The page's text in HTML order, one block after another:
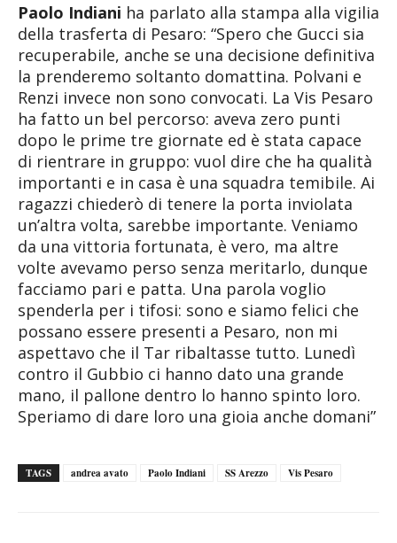
Paolo Indiani ha parlato alla stampa alla vigilia
della trasferta di Pesaro: “Spero che Gucci sia
recuperabile, anche se una decisione definitiva
la prenderemo soltanto domattina. Polvani e
Renzi invece non sono convocati. La Vis Pesaro
ha fatto un bel percorso: aveva zero punti
dopo le prime tre giornate ed è stata capace
di rientrare in gruppo: vuol dire che ha qualità
importanti e in casa è una squadra temibile. Ai
ragazzi chiederò di tenere la porta inviolata
un’altra volta, sarebbe importante. Veniamo
da una vittoria fortunata, è vero, ma altre
volte avevamo perso senza meritarlo, dunque
facciamo pari e patta. Una parola voglio
spenderla per i tifosi: sono e siamo felici che
possano essere presenti a Pesaro, non mi
aspettavo che il Tar ribaltasse tutto. Lunedì
contro il Gubbio ci hanno dato una grande
mano, il pallone dentro lo hanno spinto loro.
Speriamo di dare loro una gioia anche domani”
TAGS andrea avato Paolo Indiani SS Arezzo Vis Pesaro